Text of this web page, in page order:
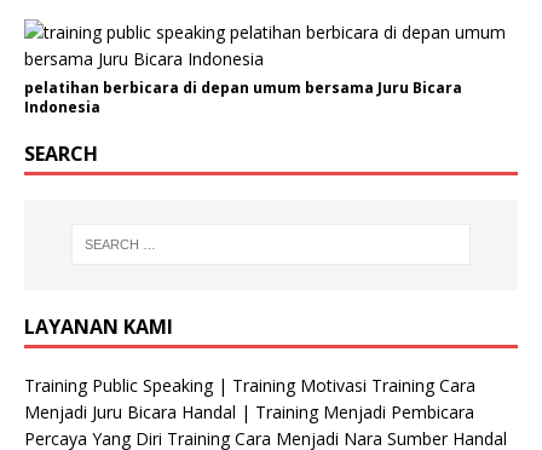
pelatihan berbicara di depan umum bersama Juru Bicara
Indonesia
SEARCH
LAYANAN KAMI
Training Public Speaking | Training Motivasi Training Cara
Menjadi Juru Bicara Handal | Training Menjadi Pembicara
Percaya Yang Diri Training Cara Menjadi Nara Sumber Handal